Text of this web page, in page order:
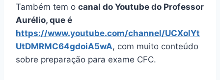
Também tem o canal do Youtube do Professor
Aurélio, que é
https://www.youtube.com/channel/UCXolYt
UtDMRMC64gdoiA5wA, com muito conteúdo
sobre preparação para exame CFC.